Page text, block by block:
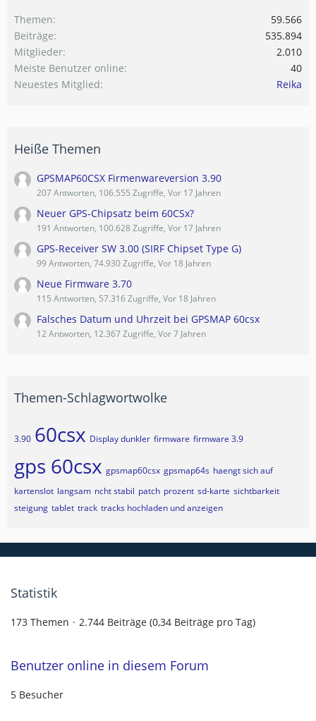
Themen
59.566
Beiträge
535.894
Mitglieder
2.010
Meiste Benutzer online
40
Neuestes Mitglied
Reika
Heiße Themen
GPSMAP60CSX Firmenwareversion 3.90
207 Antworten, 106.555 Zugriffe, Vor 17 Jahren
Neuer GPS-Chipsatz beim 60CSx?
191 Antworten, 100.628 Zugriffe, Vor 17 Jahren
GPS-Receiver SW 3.00 (SIRF Chipset Type G)
99 Antworten, 74.930 Zugriffe, Vor 18 Jahren
Neue Firmware 3.70
115 Antworten, 57.316 Zugriffe, Vor 18 Jahren
Falsches Datum und Uhrzeit bei GPSMAP 60csx
12 Antworten, 12.367 Zugriffe, Vor 7 Jahren
Themen-Schlagwortwolke
3.90 60csx Display dunkler firmware firmware 3.9
gps 60csx gpsmap60csx gpsmap64s haengt sich auf
kartenslot langsam ncht stabil patch prozent sd-karte sichtbarkeit
steigung tablet track tracks hochladen und anzeigen
Statistik
173 Themen 2.744 Beiträge (0,34 Beiträge pro Tag)
Benutzer online in diesem Forum
5 Besucher